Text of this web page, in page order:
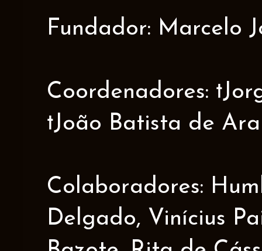
Fundador: Marcelo
Coordenadores:
†João Batista de
Colaboradores:
Delgado, Vinícius